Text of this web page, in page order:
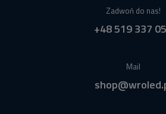
Zadwoń do nas!
+48 519 337
Mail